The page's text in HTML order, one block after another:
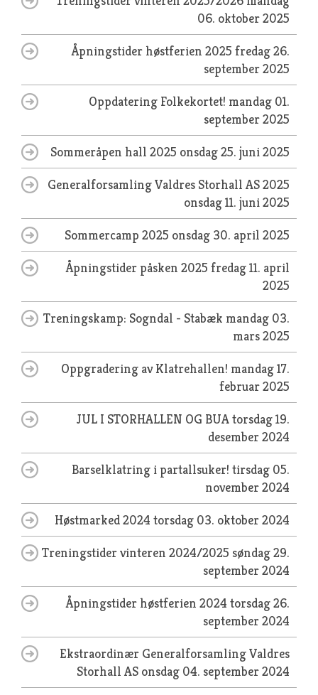
06. oktober 2025
Åpningstider høstferien 2025 fredag 26.
september 2025
Oppdatering Folkekortet! mandag 01.
september 2025
Sommeråpen hall 2025 onsdag 25. juni 2025
Generalforsamling Valdres Storhall AS 2025
onsdag 11. juni 2025
Sommercamp 2025 onsdag 30. april 2025
Åpningstider påsken 2025 fredag 11. april
2025
Treningskamp: Sogndal - Stabæk mandag 03.
mars 2025
Oppgradering av Klatrehallen! mandag 17.
februar 2025
JUL I STORHALLEN OG BUAtorsdag 19.
desember 2024
Barselklatring i partallsuker! tirsdag 05.
november 2024
Høstmarked 2024 torsdag 03. oktober 2024
Treningstider vinteren 2024/2025 søndag 29.
september 2024
Åpningstider høstferien 2024 torsdag 26.
september 2024
Ekstraordinær Generalforsamling Valdres
Storhall AS onsdag 04. september 2024